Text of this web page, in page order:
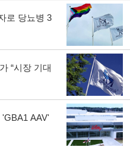
로 당뇨병 3
“시장 기대
'GBA1 AAV'